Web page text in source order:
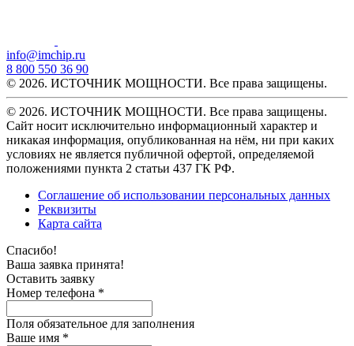
info@imchip.ru
8 800 550 36 90
© 2026. ИСТОЧНИК МОЩНОСТИ. Все права защищены.
© 2026. ИСТОЧНИК МОЩНОСТИ. Все права защищены.
Сайт носит исключительно информационный характер и
никакая информация, опубликованная на нём, ни при каких
условиях не является публичной офертой, определяемой
положениями пункта 2 статьи 437 ГК РФ.
Соглашение об использовании персональных данных
Реквизиты
Карта сайта
Спасибо!
Ваша заявка принята!
Оставить заявку
Номер телефона *
Поля обязательное для заполнения
Ваше имя *